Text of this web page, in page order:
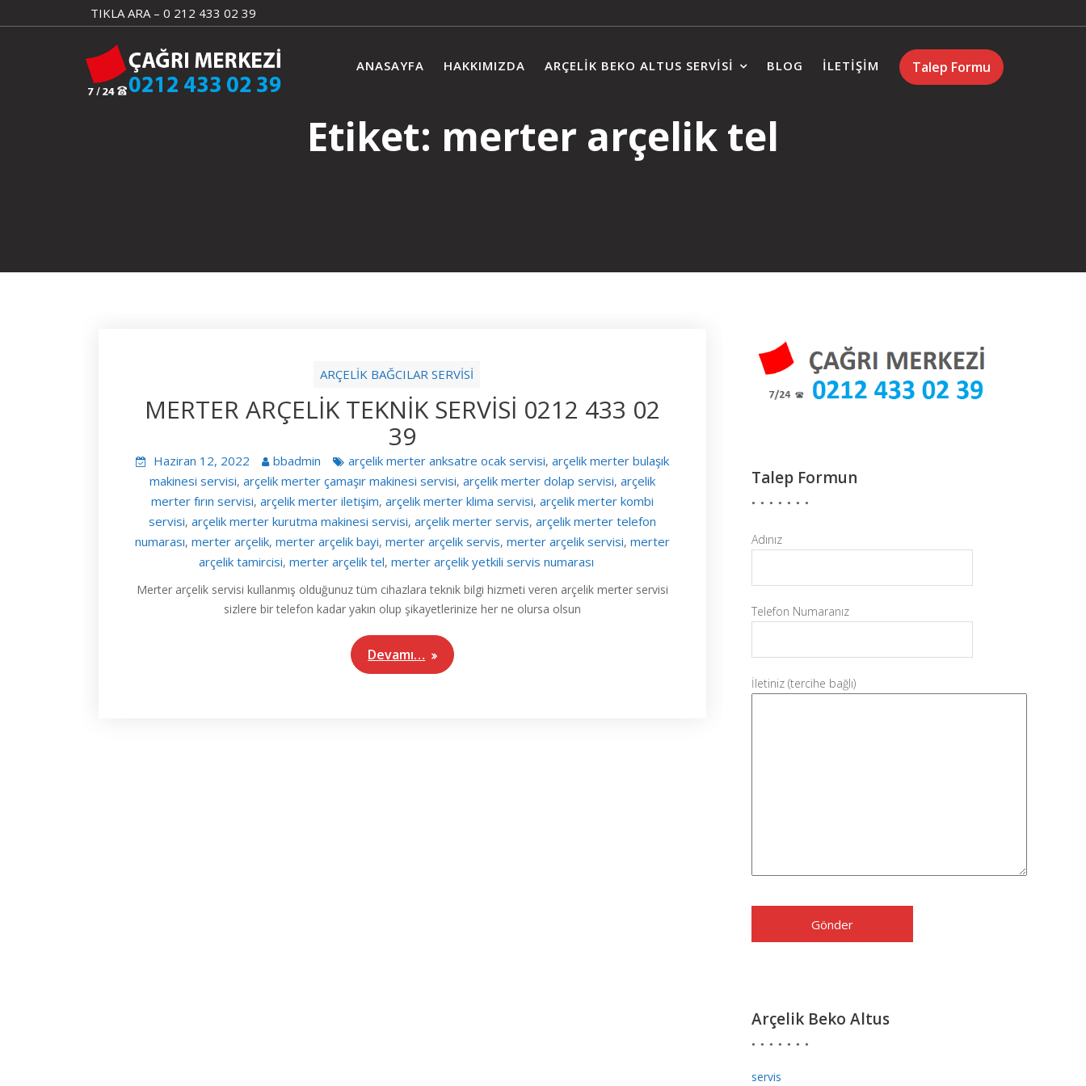
to
TIKLA ARA – 0 212 433 02 39
Talep Formu
ANASAYFA HAKKIMIZDA ARÇELIK BEKO ALTUS SERVISI BLOG İLETIŞIM
Etiket: merter arçelik tel
ARÇELİK BAĞCILAR SERVİSİ
MERTER ARÇELİK TEKNİK SERVİSİ 0212 433 02
39
Haziran 12, 2022 bbadmin arçelik merter anksatre ocak servisi,arçelik merter bulaşık
makinesi servisi,arçelik merter çamaşır makinesi servisi,arçelik merter dolap servisi,arçelik
merter fırın servisi,arçelik merter iletişim,arçelik merter klima servisi,arçelik merter kombi
servisi,arçelik merter kurutma makinesi servisi,arçelik merter servis,arçelik merter telefon
numarası,merter arçelik,merter arçelik bayi,merter arçelik servis,merter arçelik servisi,merter
arçelik tamircisi,merter arçelik tel,merter arçelik yetkili servis numarası
Merter arçelik servisi kullanmış olduğunuz tüm cihazlara teknik bilgi hizmeti veren arçelik merter servisi
sizlere bir telefon kadar yakın olup şikayetlerinize her ne olursa olsun
Devamı…
Talep Formun
Adınız
Telefon Numaranız
İletiniz (tercihe bağlı)
Arçelik Beko Altus
servis